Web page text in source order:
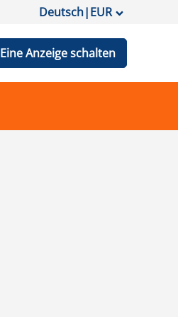
Deutsch|EUR
Eine Anzeige schalten